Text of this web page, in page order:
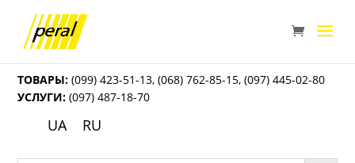
ТОВАРЫ: (099) 423-51-13,(068) 762-85-15,(097) 445-02-80
УСЛУГИ: (097) 487-18-70
UA RU